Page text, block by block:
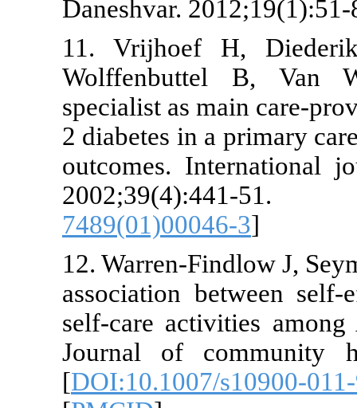
Daneshvar.
11.
specialist as
2 diabetes in
outcomes.
12. Warren-
association
self-care
Journal of
[